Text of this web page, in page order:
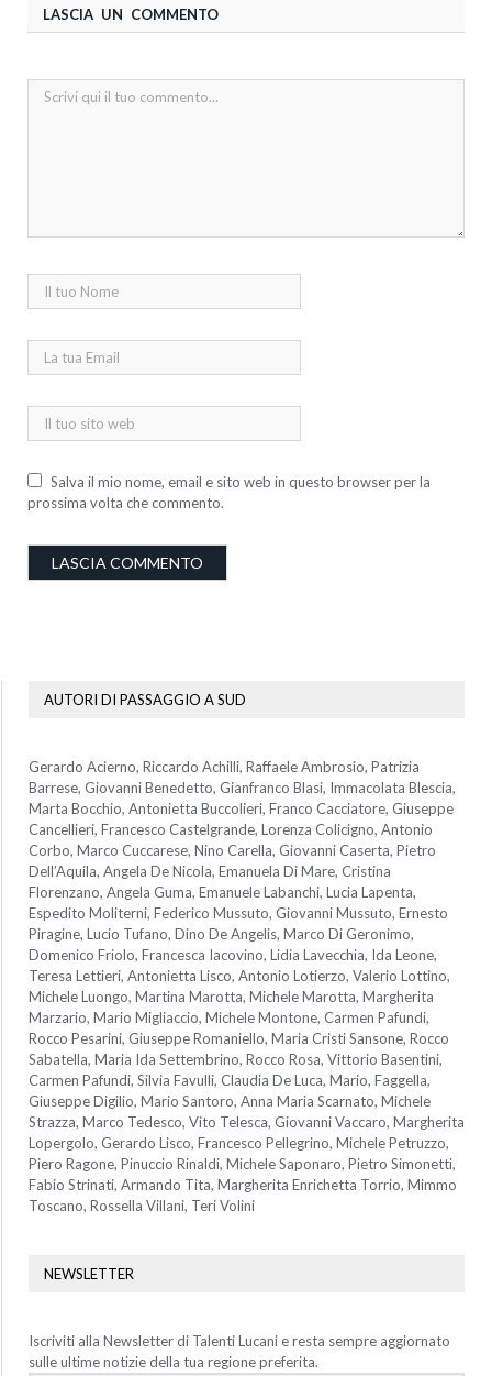
LASCIA UN COMMENTO
Salva il mio nome, email e sito web in questo browser per la
prossima volta che commento.
AUTORI DI PASSAGGIO A SUD
Gerardo Acierno, Riccardo Achilli, Raffaele Ambrosio, Patrizia
Barrese, Giovanni Benedetto, Gianfranco Blasi, Immacolata Blescia,
Marta Bocchio, Antonietta Buccolieri, Franco Cacciatore, Giuseppe
Cancellieri, Francesco Castelgrande, Lorenza Colicigno, Antonio
Corbo, Marco Cuccarese, Nino Carella, Giovanni Caserta, Pietro
Dell’Aquila, Angela De Nicola, Emanuela Di Mare, Cristina
Florenzano, Angela Guma, Emanuele Labanchi, Lucia Lapenta,
Espedito Moliterni, Federico Mussuto, Giovanni Mussuto, Ernesto
Piragine, Lucio Tufano, Dino De Angelis, Marco Di Geronimo,
Domenico Friolo, Francesca Iacovino, Lidia Lavecchia, Ida Leone,
Teresa Lettieri, Antonietta Lisco, Antonio Lotierzo, Valerio Lottino,
Michele Luongo, Martina Marotta, Michele Marotta, Margherita
Marzario, Mario Migliaccio, Michele Montone, Carmen Pafundi,
Rocco Pesarini, Giuseppe Romaniello, Maria Cristi Sansone, Rocco
Sabatella, Maria Ida Settembrino, Rocco Rosa, Vittorio Basentini,
Carmen Pafundi, Silvia Favulli, Claudia De Luca, Mario, Faggella,
Giuseppe Digilio, Mario Santoro, Anna Maria Scarnato, Michele
Strazza, Marco Tedesco, Vito Telesca, Giovanni Vaccaro, Margherita
Lopergolo, Gerardo Lisco, Francesco Pellegrino, Michele Petruzzo,
Piero Ragone, Pinuccio Rinaldi, Michele Saponaro, Pietro Simonetti,
Fabio Strinati, Armando Tita, Margherita Enrichetta Torrio, Mimmo
Toscano, Rossella Villani, Teri Volini
NEWSLETTER
Iscriviti alla Newsletter di Talenti Lucani e resta sempre aggiornato
sulle ultime notizie della tua regione preferita.